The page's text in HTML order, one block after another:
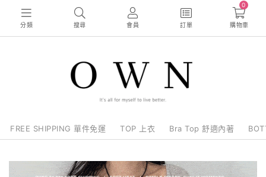
分類 搜尋 會員 訂單
0
購物車
FREE SHIPPING 單件免運 TOP 上衣 Bra Top 舒適內著